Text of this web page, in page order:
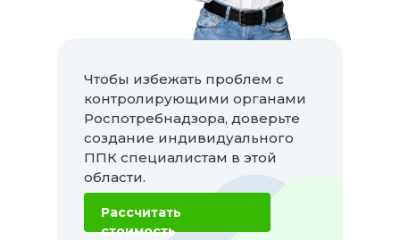
Чтобы избежать проблем с
контролирующими органами
Роспотребнадзора, доверьте
создание индивидуального
ППК специалистам в этой
области.
Рассчитать
стоимость